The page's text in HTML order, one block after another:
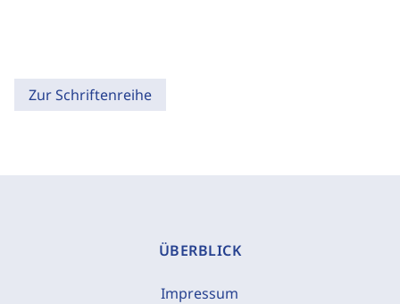
Zur Schriftenreihe
ÜBERBLICK
Impressum